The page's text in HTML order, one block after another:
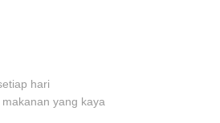
hari
yang kaya